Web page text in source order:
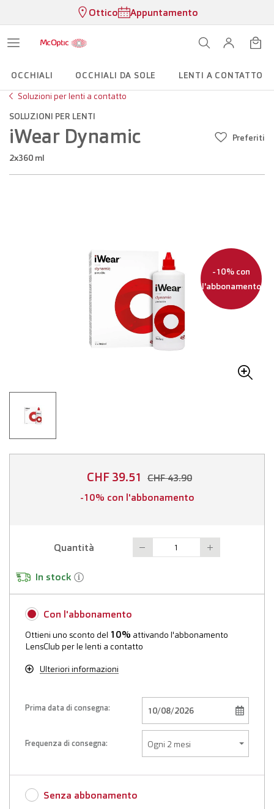
Ottico Appuntamento
OCCHIALI OCCHIALI DA SOLE
LENTI A CONTATTO
Soluzioni per lenti a contatto
SOLUZIONI PER LENTI
iWear Dynamic
2x360 ml
Preferiti
-10% con
l'abbonamento
CHF 39.51 CHF 43.90
-10% con l'abbonamento
Quantità
In stock
Con l'abbonamento
Ottieni uno sconto del 10% attivando l'abbonamento
LensClub per le lenti a contatto
Ulteriori informazioni
Prima data di consegna:
Frequenza di consegna:
Senza abbonamento